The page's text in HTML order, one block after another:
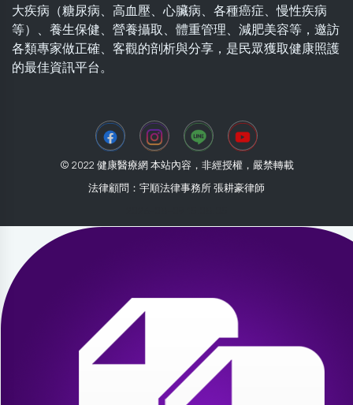
大疾病（糖尿病、高血壓、心臟病、各種癌症、慢性疾病
等）、養生保健、營養攝取、體重管理、減肥美容等，邀訪
各類專家做正確、客觀的剖析與分享，是民眾獲取健康照護
的最佳資訊平台。
© 2022 健康醫療網 本站內容，非經授權，嚴禁轉載
法律顧問：宇順法律事務所 張耕豪律師